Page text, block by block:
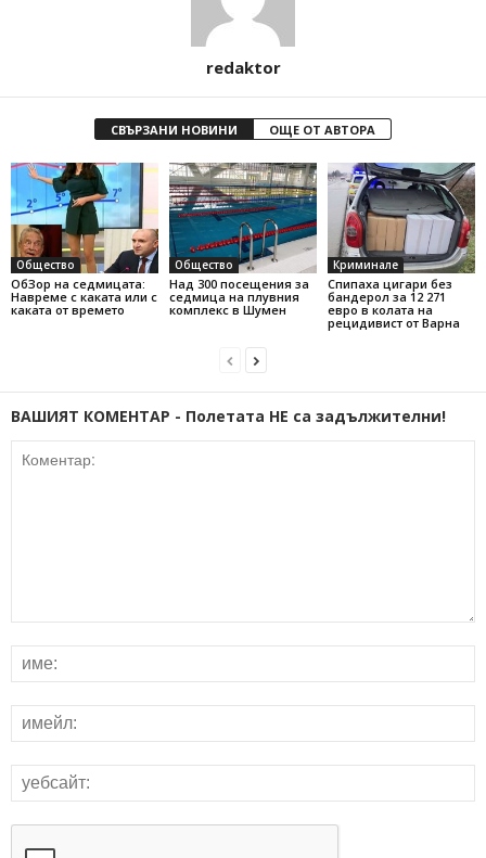
redaktor
СВЪРЗАНИ НОВИНИ ОЩЕ ОТ АВТОРА
Общество
ОбЗор на седмицата:
Навреме с каката или с
каката от времето
Общество
Над 300 посещения за
седмица на плувния
комплекс в Шумен
Криминале
Спипаха цигари без
бандерол за 12 271
евро в колата на
рецидивист от Варна
ВАШИЯТ КОМЕНТАР - Полетата НЕ са задължителни!